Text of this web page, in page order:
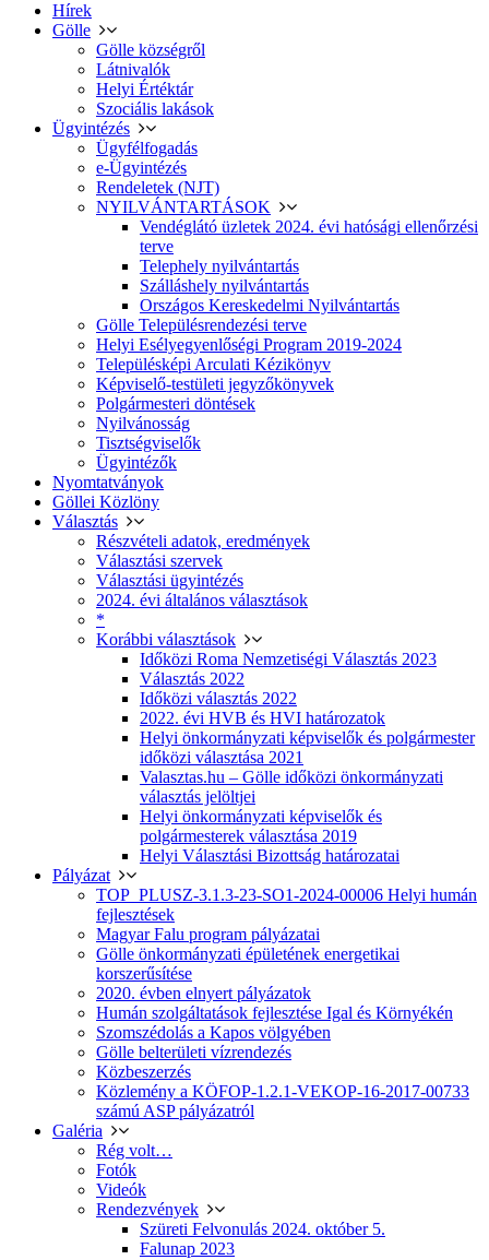
Hírek
Gölle
Gölle községről
Látnivalók
Helyi Értéktár
Szociális lakások
Ügyintézés
Ügyfélfogadás
e-Ügyintézés
Rendeletek (NJT)
NYILVÁNTARTÁSOK
Vendéglátó üzletek 2024. évi hatósági ellenőrzési
terve
Telephely nyilvántartás
Szálláshely nyilvántartás
Országos Kereskedelmi Nyilvántartás
Gölle Településrendezési terve
Helyi Esélyegyenlőségi Program 2019-2024
Településképi Arculati Kézikönyv
Képviselő-testületi jegyzőkönyvek
Polgármesteri döntések
Nyilvánosság
Tisztségviselők
Ügyintézők
Nyomtatványok
Göllei Közlöny
Választás
Részvételi adatok, eredmények
Választási szervek
Választási ügyintézés
2024. évi általános választások
*
Korábbi választások
Időközi Roma Nemzetiségi Választás 2023
Választás 2022
Időközi választás 2022
2022. évi HVB és HVI határozatok
Helyi önkormányzati képviselők és polgármester
időközi választása 2021
Valasztas.hu – Gölle időközi önkormányzati
választás jelöltjei
Helyi önkormányzati képviselők és
polgármesterek választása 2019
Helyi Választási Bizottság határozatai
Pályázat
TOP_PLUSZ-3.1.3-23-SO1-2024-00006 Helyi humán
fejlesztések
Magyar Falu program pályázatai
Gölle önkormányzati épületének energetikai
korszerűsítése
2020. évben elnyert pályázatok
Humán szolgáltatások fejlesztése Igal és Környékén
Szomszédolás a Kapos völgyében
Gölle belterületi vízrendezés
Közbeszerzés
Közlemény a KÖFOP-1.2.1-VEKOP-16-2017-00733
számú ASP pályázatról
Galéria
Rég volt…
Fotók
Videók
Rendezvények
Szüreti Felvonulás 2024. október 5.
Falunap 2023